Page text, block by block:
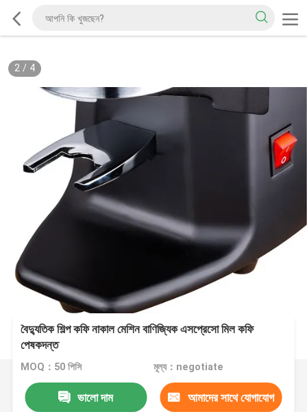
2/ 4
বৈদ্যুতিক শিল্প কফি নাকাল মেশিন বাণিজ্যিক এসপ্রেসো মিল কফি
পেষকদন্ত
MOQ：50 পিসি মূল্য：negotiate
ভালো দাম আমাদের সাথে যোগাযোগ